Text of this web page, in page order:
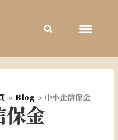
Blog 中小企信保金
保金